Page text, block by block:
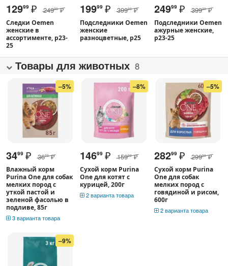
12999 ₽ 24999 ₽
Следки Oemen
женские в
ассортименте, р23-
25
19999 ₽ 39999 ₽
Подследники Oemen
женские
разноцветные, р25
24999 ₽ 39999 ₽
Подследники Oemen
ажурные женские,
р23-25
Товары для животных 8
–5%
3499 ₽ 3699 ₽
Влажный корм
Purina One для собак
мелких пород с
уткой пастой и
зеленой фасолью в
подливе, 85г
3 варианта товара
–8%
14699 ₽ 15999 ₽
Сухой корм Purina
One для котят с
курицей, 200г
2 варианта товара
–5%
28299 ₽ 29999 ₽
Сухой корм Purina
One для собак
мелких пород с
говядиной и рисом,
600г
2 варианта товара
–9%